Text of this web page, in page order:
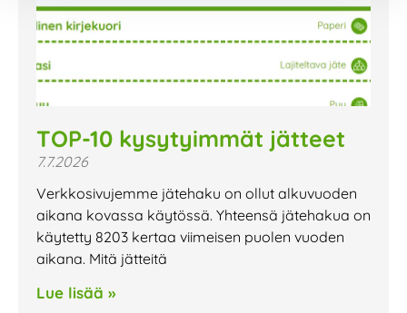
TOP-10 kysytyimmät jätteet
7.7.2026
Verkkosivujemme jätehaku on ollut alkuvuoden
aikana kovassa käytössä. Yhteensä jätehakua on
käytetty 8203 kertaa viimeisen puolen vuoden
aikana. Mitä jätteitä
Lue lisää »